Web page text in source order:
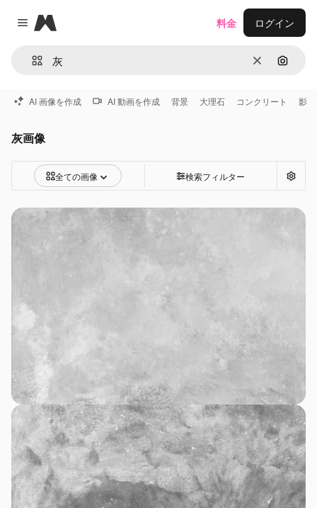
Close menu
Magnific
消去 画像で
料金 ログイン
AI 画像を作成 AI 動画を作成 背景 大理石 コンクリート 影
灰画像
全ての画像 検索フィルター